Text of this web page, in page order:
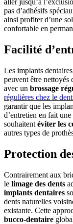
aller jusqu’à
pas d’adhésifs
ainsi profiter d’une
confortable en
Facilité
Les implants
peuvent être nettoyés
avec un brossage
régulières chez le
garantir que les
d’entretien en fait
souhaitent éviter les
autres types de
Protection
Contrairement aux
le limage des dents
implants dentaires
dents naturelles
existante. Cette
bucco-dentaire